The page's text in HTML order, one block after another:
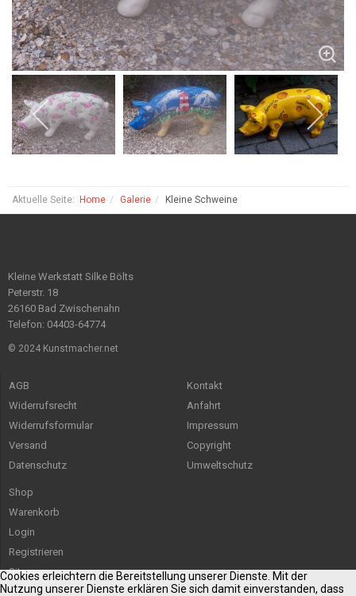
Aktuelle Seite: Home Galerie Kleine Schweine
Kleine Werkstatt Silke Bölts
Peterstr. 18
26160 Bad Zwischenahn
Telefon: 04403-64774
© 2024 Kunstmacher.net
AGB
Widerrufsrecht
Widerrufsformular
Versand
Datenschutz
Kontakt
Anfahrt
Impressum
Copyright
Umweltschutz
Shop
Warenkorb
Login
Registrieren
Sitemap
Cookies erleichtern die Bereitstellung unserer Dienste. Mit der
Nutzung unserer Dienste erklären Sie sich damit einverstanden, dass